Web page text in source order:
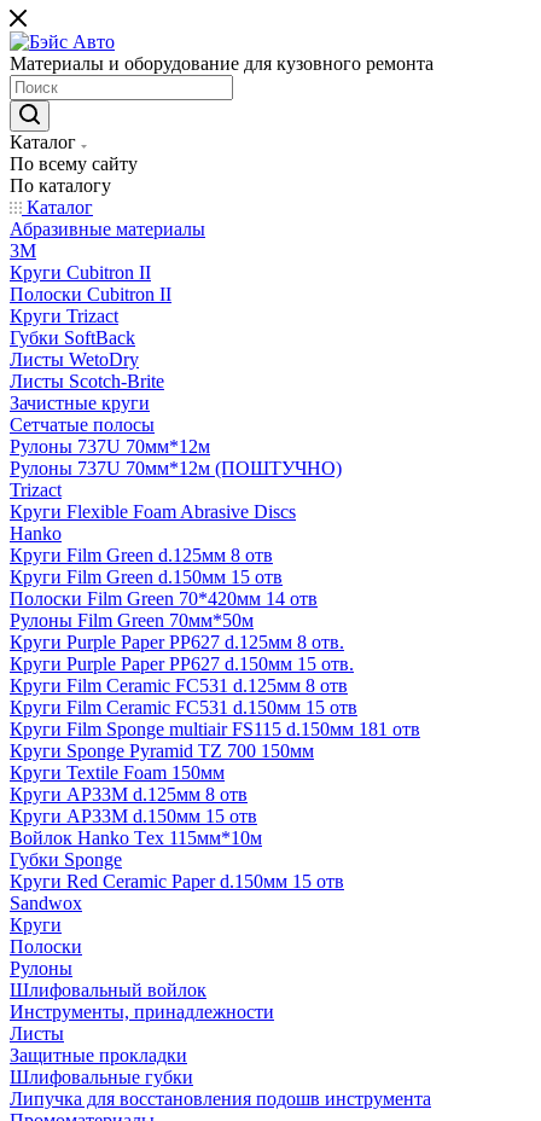
Материалы и оборудование для кузовного ремонта
Каталог
По всему сайту
По каталогу
Каталог
Абразивные материалы
3M
Круги Cubitron II
Полоски Cubitron II
Круги Trizact
Губки SoftBack
Листы WetoDry
Листы Scotch-Brite
Зачистные круги
Сетчатые полосы
Рулоны 737U 70мм*12м
Рулоны 737U 70мм*12м (ПОШТУЧНО)
Trizact
Круги Flexible Foam Abrasive Discs
Hanko
Круги Film Green d.125мм 8 отв
Круги Film Green d.150мм 15 отв
Полоски Film Green 70*420мм 14 отв
Рулоны Film Green 70мм*50м
Круги Purple Paper PP627 d.125мм 8 отв.
Круги Purple Paper PP627 d.150мм 15 отв.
Круги Film Ceramic FC531 d.125мм 8 отв
Круги Film Ceramic FC531 d.150мм 15 отв
Круги Film Sponge multiair FS115 d.150мм 181 отв
Круги Sponge Pyramid TZ 700 150мм
Круги Textile Foam 150мм
Круги AP33M d.125мм 8 отв
Круги AP33M d.150мм 15 отв
Войлок Hanko Tех 115мм*10м
Губки Sponge
Круги Red Ceramic Paper d.150мм 15 отв
Sandwox
Круги
Полоски
Рулоны
Шлифовальный войлок
Инструменты, принадлежности
Листы
Защитные прокладки
Шлифовальные губки
Липучка для восстановления подошв инструмента